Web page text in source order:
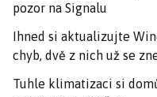
pozor na Signalu
Ihned si aktualizujte
chyb, dvě z nich už se
Tuhle klimatizaci si